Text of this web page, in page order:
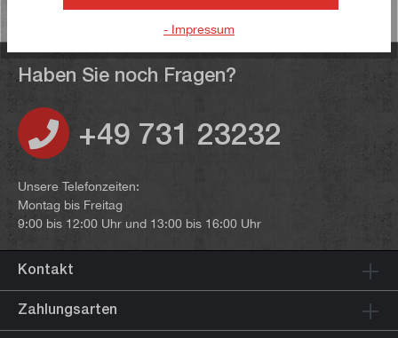
Haben Sie noch Fragen?
+49 731 23232
Unsere Telefonzeiten:
Montag bis Freitag
9:00 bis 12:00 Uhr und 13:00 bis 16:00 Uhr
Kontakt
Zahlungsarten
- Impressum